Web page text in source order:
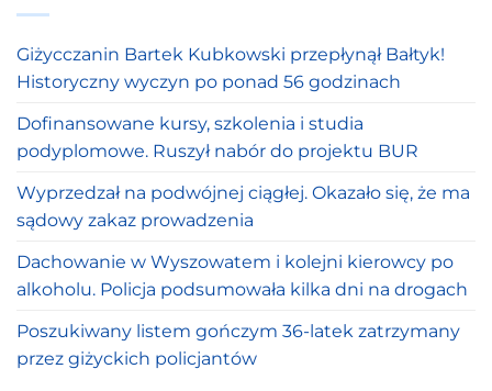
Giżycczanin Bartek Kubkowski przepłynął Bałtyk!
Historyczny wyczyn po ponad 56 godzinach
Dofinansowane kursy, szkolenia i studia
podyplomowe. Ruszył nabór do projektu BUR
Wyprzedzał na podwójnej ciągłej. Okazało się, że ma
sądowy zakaz prowadzenia
Dachowanie w Wyszowatem i kolejni kierowcy po
alkoholu. Policja podsumowała kilka dni na drogach
Poszukiwany listem gończym 36-latek zatrzymany
przez giżyckich policjantów